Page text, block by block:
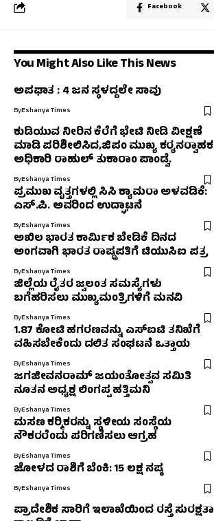
Facebook
You Might Also Like This News
ಅಪಘಾತ : 4 ಜನ ಸ್ಥಳದ್ದಲೇ ಸಾವು
ByEshanya Times
ಕುಡಿಯುವ ನೀರಿನ ಕೆರೆಗೆ ಭೇಟಿ ನೀಡಿ ವೀಕ್ಷಣೆ
ಮಾಡಿ ಪರಿಶೀಲಿಸಿದ,ಜಿಪಂ ಮುಖ್ಯ ಕರ‍್ಯನರ‍್ವಾಹಕ
ಅಧಿಕಾರಿ ರಾಹುಲ್‌ ತುಕಾರಾಂ ಪಾಂಡ್ವೆ.
ByEshanya Times
ಪ್ರಮುಖ ವೃತ್ತಗಳಲ್ಲಿ ಸಿಸಿ ಕ್ಯಾಮರಾ ಅಳವಡಿಕೆ:
ಎಸ್.ಪಿ. ಅವರಿಂದ ಉದ್ಘಾಟನೆ
ByEshanya Times
ಅಖಿಲ ಭಾರತ ಕಾರ್ಮಿಕ ಬೇಡಿಕೆ ದಿನದ
ಅಂಗವಾಗಿ ಭಾರತ ರಾಷ್ಟ್ರಪತಿಗೆ ಟಿಯುಸಿಐ ಪತ್ರ
ByEshanya Times
ಜಿಲ್ಲೆಯ ರೈತರ ಜ್ವಲಂತ ಸಮಸ್ಯೆಗಳು
ಬಗೆಹರಿಸಲು ಮುಖ್ಯಮಂತ್ರಿಗಳಿಗೆ ಮನವಿ
ByEshanya Times
1.87 ಕೋಟಿ ಹಗರಣವನ್ನು ಎಸ್‌ಐಟಿ ತನಿಖೆಗೆ
ವಹಿಸಬೇಕೆಂದು ದಲಿತ ಸಂಘಟನೆ ಒತ್ತಾಯ
ByEshanya Times
ಜಗಜೀವನರಾಮ್ ಜಯಂತೋತ್ಸವ ಸಮಿತಿ
ನೂತನ ಅಧ್ಯಕ್ಷ ಲಿಂಗಪ್ಪ ಹತ್ತಿಮನಿ
ByEshanya Times
ಮಸಣ ಕರ‍್ಮಿಕರನ್ನು ಸ್ಥಳೀಯ ಸಂಸ್ಥೆಯ
ನೌಕರರೆಂದು ಪರಿಗಣಿಸಲು ಆಗ್ರಹ
ByEshanya Times
ಜೋಳದ ರಾಶಿಗೆ ಬೆಂಕಿ: 15 ಲಕ್ಷ ನಷ್ಠ
ByEshanya Times
ಪ್ರಾದೇಶಿಕ ಸಾರಿಗೆ ಇಲಾಖೆಯಿಂದ ರಸ್ತೆ ಸುರಕ್ಷತಾ